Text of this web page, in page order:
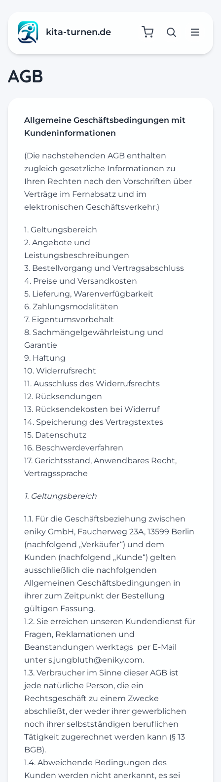
kita-turnen.de SucheMenü
AGB
Allgemeine Geschäftsbedingungen mit
Kundeninformationen
(Die nachstehenden AGB enthalten
zugleich gesetzliche Informationen zu
Ihren Rechten nach den Vorschriften über
Verträge im Fernabsatz und im
elektronischen Geschäftsverkehr.)
1. Geltungsbereich
2. Angebote und
Leistungsbeschreibungen
3. Bestellvorgang und Vertragsabschluss
4. Preise und Versandkosten
5. Lieferung, Warenverfügbarkeit
6. Zahlungsmodalitäten
7. Eigentumsvorbehalt
8. Sachmängelgewährleistung und
Garantie
9. Haftung
10. Widerrufsrecht
11. Ausschluss des Widerrufsrechts
12. Rücksendungen
13. Rücksendekosten bei Widerruf
14. Speicherung des Vertragstextes
15. Datenschutz
16. Beschwerdeverfahren
17. Gerichtsstand, Anwendbares Recht,
Vertragssprache
1. Geltungsbereich
1.1. Für die Geschäftsbeziehung zwischen
eniky GmbH, Faucherweg 23A, 13599 Berlin
(nachfolgend „Verkäufer“) und dem
Kunden (nachfolgend „Kunde“) gelten
ausschließlich die nachfolgenden
Allgemeinen Geschäftsbedingungen in
ihrer zum Zeitpunkt der Bestellung
gültigen Fassung.
1.2. Sie erreichen unseren Kundendienst für
Fragen, Reklamationen und
Beanstandungen werktags per E-Mail
unter s.jungbluth@eniky.com.
1.3. Verbraucher im Sinne dieser AGB ist
jede natürliche Person, die ein
Rechtsgeschäft zu einem Zwecke
abschließt, der weder ihrer gewerblichen
noch ihrer selbstständigen beruflichen
Tätigkeit zugerechnet werden kann (§ 13
BGB).
1.4. Abweichende Bedingungen des
Kunden werden nicht anerkannt, es sei